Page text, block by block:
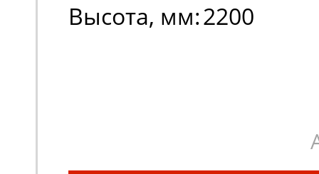
Высота, мм:2200